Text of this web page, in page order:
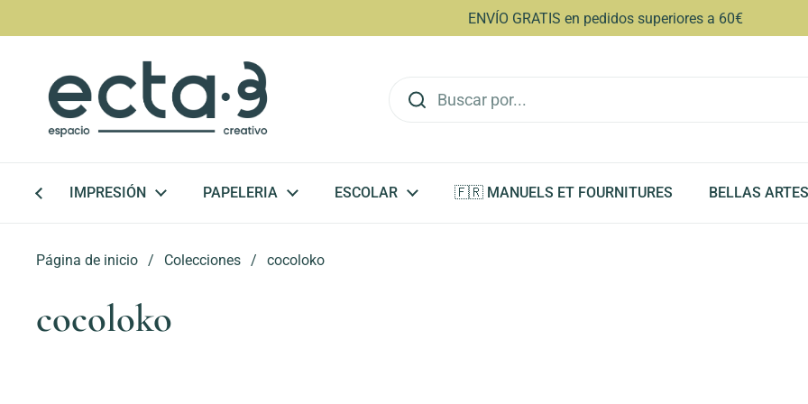
ENVÍO GRATIS en pedidos superiores a 60€
IMPRESIÓN PAPELERIA ESCOLAR 🇫🇷 MANUELS ET FOURNITURES BELLAS ARTES
Página de inicio / Colecciones / cocoloko
cocoloko